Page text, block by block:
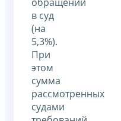
в суд
(на
5,3%).
При
этом
сумма
рассмотренных
судами